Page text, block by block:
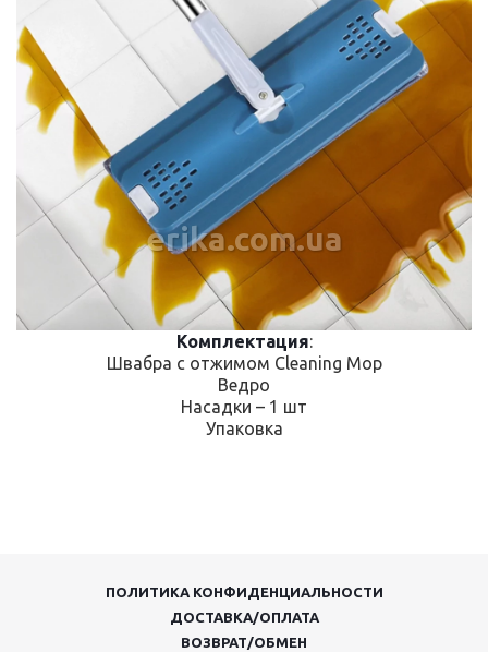
erika.com.ua
Комплектация:
Швабра с отжимом Cleaning Mop
Ведро
Насадки – 1 шт
Упаковка
ПОЛИТИКА КОНФИДЕНЦИАЛЬНОСТИ
ДОСТАВКА/ОПЛАТА
ВОЗВРАТ/ОБМЕН